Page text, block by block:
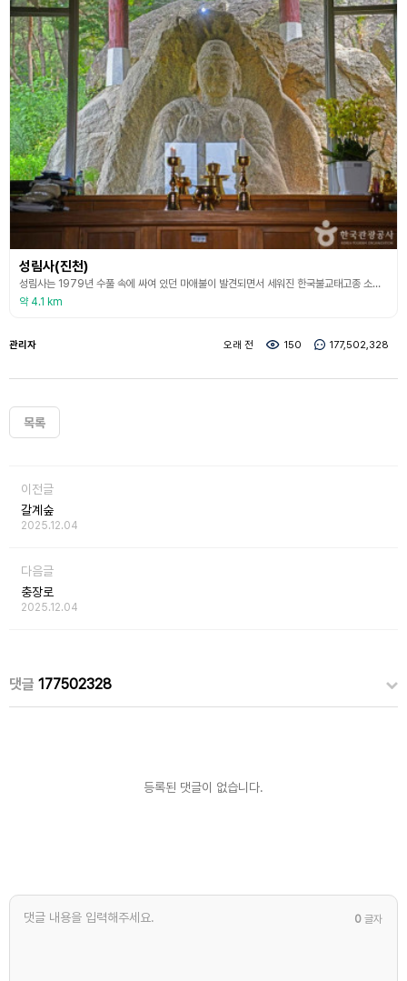
성림사(진천)
성림사는 1979년 수풀 속에 싸여 있던 마애불이 발견되면서 세워진 한국불교태고종 소속의 사찰이다. 절 앞의 편평한 밭에서 와편과 토기, 자기편이 많이 출토되는 것으로 보아 이곳이 옛 절터임은 분명하며, 고려시대의 마애여래좌상이 있는 것으로 보아 고려시대의 절터로 추정된다. 성림사는 이전에는 작은 약사전과 양옥의 요사가 있는 작은 암자였으나, 최근에 불사를 일으켜서 법당을 새로 증축하였다.
약 4.1 km
관리자 오래 전 150 177,502,328
목록
이전글
갈계숲
2025.12.04
다음글
충장로
2025.12.04
댓글 177502328
등록된 댓글이 없습니다.
0 글자